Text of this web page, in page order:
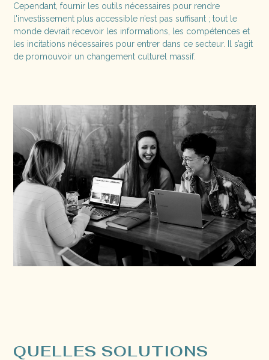
Cependant, fournir les outils nécessaires pour rendre
l'investissement plus accessible n’est pas suffisant ; tout le
monde devrait recevoir les informations, les compétences et
les incitations nécessaires pour entrer dans ce secteur. Il s’agit
de promouvoir un changement culturel massif.
QUELLES SOLUTIONS